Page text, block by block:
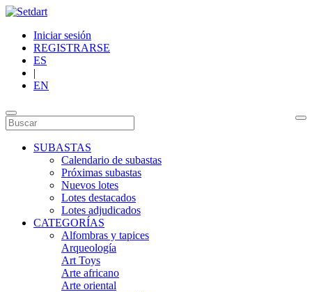
Iniciar sesión
REGISTRARSE
ES
|
EN
SUBASTAS
Calendario de subastas
Próximas subastas
Nuevos lotes
Lotes destacados
Lotes adjudicados
CATEGORÍAS
Alfombras y tapices
Arqueología
Art Toys
Arte africano
Arte oriental